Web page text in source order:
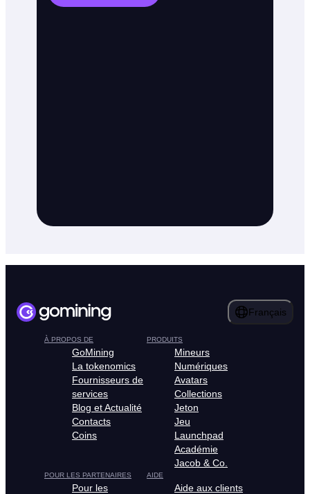
Français
À PROPOS DE
GoMining
La tokenomics
Fournisseurs de
services
Blog et Actualité
Contacts
Coins
PRODUITS
Mineurs
Numériques
Avatars
Collections
Jeton
Jeu
Launchpad
Académie
Jacob & Co.
POUR LES PARTENAIRES
Pour les
AIDE
Aide aux clients